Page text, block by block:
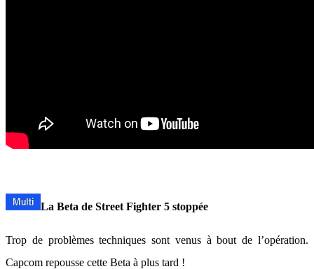
La Beta de Street Fighter 5 stoppée
Trop de problèmes techniques sont venus à bout de l’opération.
Capcom repousse cette Beta à plus tard !